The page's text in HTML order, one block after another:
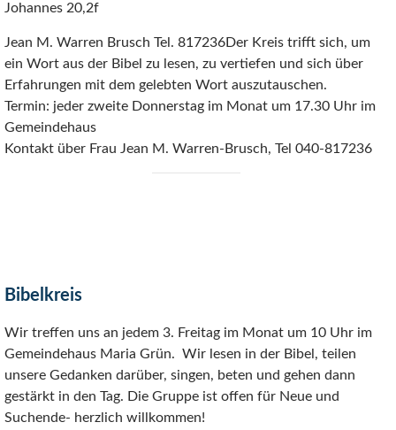
Johannes 20,2f
Jean M. Warren Brusch Tel. 817236Der Kreis trifft sich, um
ein Wort aus der Bibel zu lesen, zu vertiefen und sich über
Erfahrungen mit dem gelebten Wort auszutauschen.
Termin: jeder zweite Donnerstag im Monat um 17.30 Uhr im
Gemeindehaus
Kontakt über Frau Jean M. Warren-Brusch, Tel 040-817236
Bibelkreis
Wir treffen uns an jedem 3. Freitag im Monat um 10 Uhr im
Gemeindehaus Maria Grün. Wir lesen in der Bibel, teilen
unsere Gedanken darüber, singen, beten und gehen dann
gestärkt in den Tag. Die Gruppe ist offen für Neue und
Suchende- herzlich willkommen!